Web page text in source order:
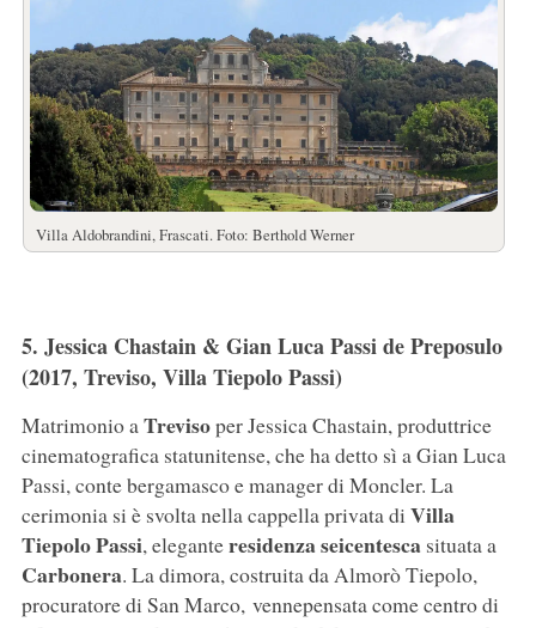
Villa Aldobrandini, Frascati. Foto: Berthold Werner
5. Jessica Chastain & Gian Luca Passi de Preposulo
(2017, Treviso, Villa Tiepolo Passi)
Matrimonio aTrevisoper Jessica Chastain, produttrice
cinematografica statunitense, che ha detto sì a Gian Luca
Passi, conte bergamasco e manager di Moncler. La
cerimonia si è svolta nella cappella privata di Villa
Tiepolo Passi, eleganteresidenza seicentescasituata a
Carbonera. La dimora, costruita da Almorò Tiepolo,
procuratore di San Marco, vennepensata come centro di